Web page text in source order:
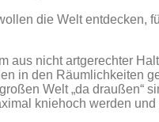
die Welt entdecken,
aus nicht artgerechter
in den Räumlichkeiten
Welt „da draußen“
kniehoch werden